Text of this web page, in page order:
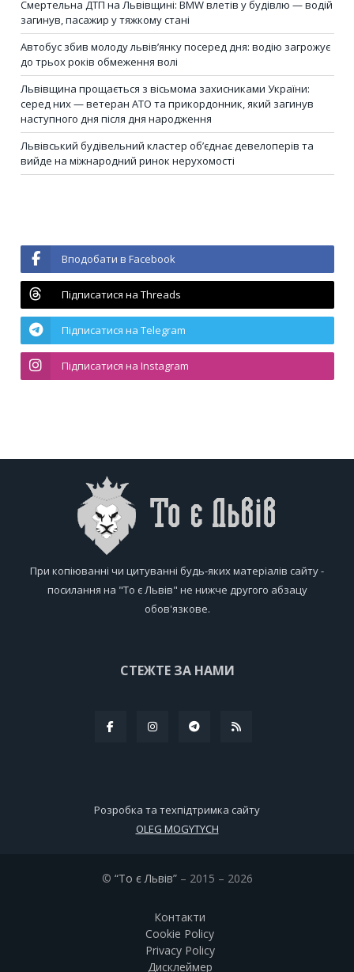
Смертельна ДТП на Львівщині: BMW влетів у будівлю — водій
загинув, пасажир у тяжкому стані
Автобус збив молоду львів’янку посеред дня: водію загрожує
до трьох років обмеження волі
Львівщина прощається з вісьмома захисниками України:
серед них — ветеран АТО та прикордонник, який загинув
наступного дня після дня народження
Львівський будівельний кластер об’єднає девелоперів та
вийде на міжнародний ринок нерухомості
Вподобати в Facebook
Підписатися на Threads
Підписатися на Telegram
Підписатися на Instagram
При копіюванні чи цитуванні будь-яких матеріалів сайту -
посилання на "То є Львів" не нижче другого абзацу
обов'язкове.
СТЕЖТЕ ЗА НАМИ
Розробка та техпідтримка сайту
OLEG MOGYTYCH
© “То є Львів”– 2015 – 2026
Контакти
Cookie Policy
Privacy Policy
Дисклеймер